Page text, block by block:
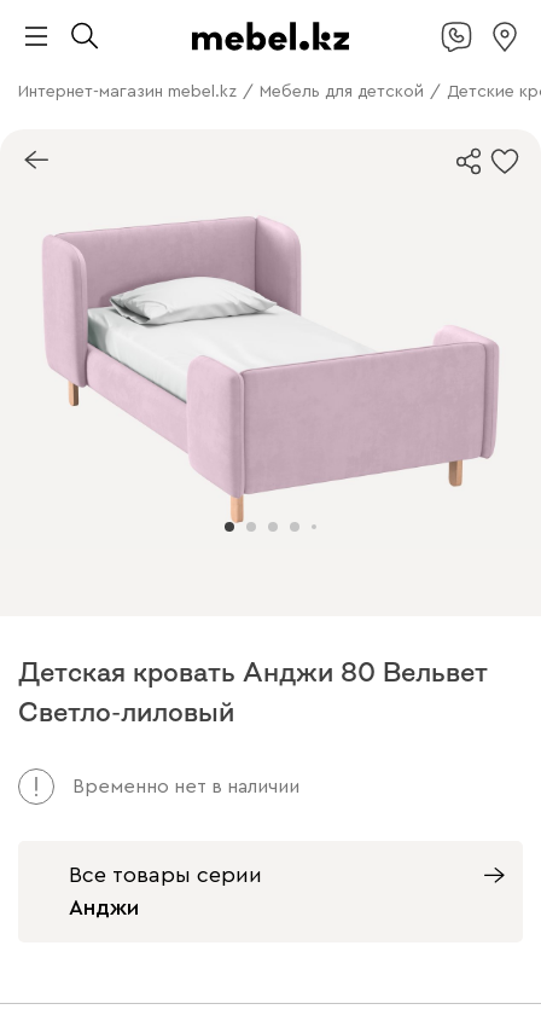
Интернет-магазин mebel.kz / Мебель для детской / Детские
Детская кровать Анджи 80 Вельвет
Светло-лиловый
Временно нет в наличии
Все товары серии
Анджи